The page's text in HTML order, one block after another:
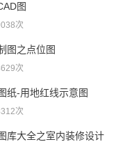
图
次
图之点位图
次
纸-用地红线示意图
次
库大全之室内装修设计